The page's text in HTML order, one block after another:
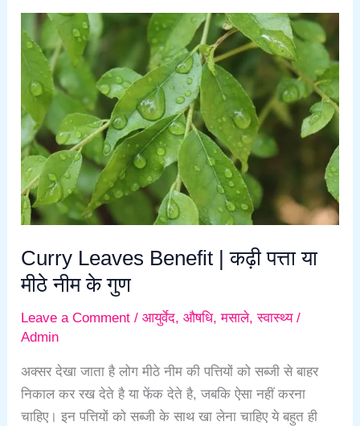
Curry Leaves Benefit | कढ़ी पत्ता या
मीठे नीम के गुण
Leave a Comment /आयुर्वेद,औषधि,मसाले,स्वास्थ्य/
Admin
अक्सर देखा जाता है लोग मीठे नीम की पत्तियों को सब्जी से बाहर
निकाल कर रख देते है या फेंक देते है, जबकि ऐसा नहीं करना
चाहिए। इन पत्तियों को सब्जी के साथ खा लेना चाहिए ये बहुत ही
Curry
Leaves
Benefit
कढ़ी
पत्ता
या
मीठे
नीम
के
गुण